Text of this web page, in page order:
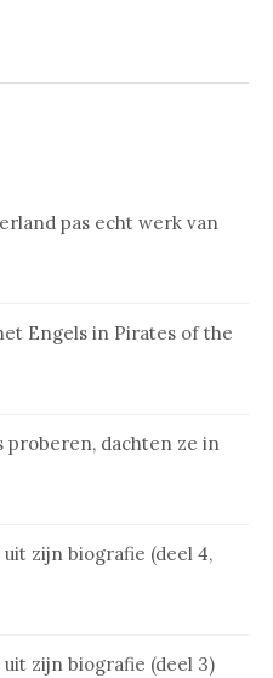
pas echt werk van
Engels in Pirates of the
proberen, dachten ze in
zijn biografie (deel 4,
zijn biografie (deel 3)